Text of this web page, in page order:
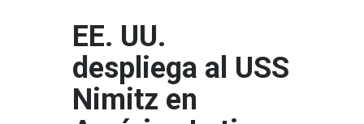
EE. UU.
despliega al USS
Nimitz en